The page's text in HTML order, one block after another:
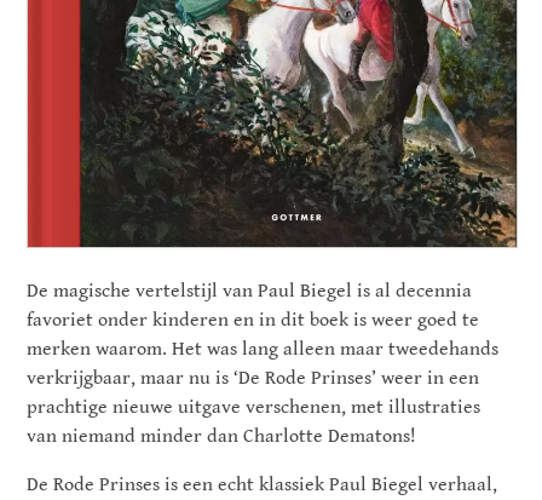
De magische vertelstijl van Paul Biegel is al decennia
favoriet onder kinderen en in dit boek is weer goed te
merken waarom. Het was lang alleen maar tweedehands
verkrijgbaar, maar nu is ‘De Rode Prinses’ weer in een
prachtige nieuwe uitgave verschenen, met illustraties
van niemand minder dan Charlotte Dematons!
De Rode Prinses is een echt klassiek Paul Biegel verhaal,